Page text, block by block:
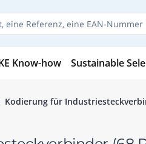
Know-how Sustainable
Kodierung für